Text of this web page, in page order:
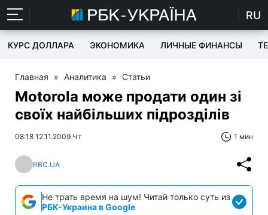
RU
КУРС ДОЛЛАРА ЭКОНОМИКА ЛИЧНЫЕ ФИНАНСЫ
Главная » Аналитика » Статьи
Motorola може продати один зі
своїх найбільших підрозділів
08:18 12.11.2009 Чт 1 мин
RBC.UA
Не трать время на шум! Читай только суть из
РБК-Украина в Google